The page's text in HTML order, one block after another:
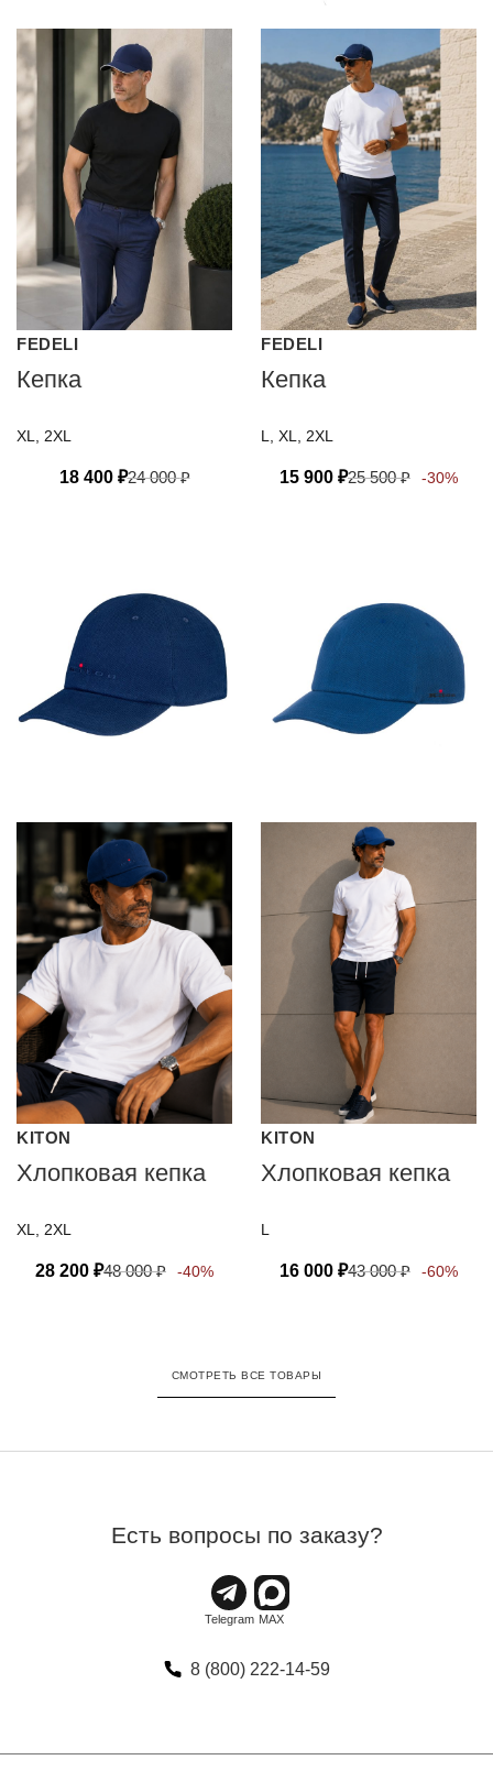
FEDELI
Кепка
XL, 2XL
18 400 ₽24 000₽
FEDELI
Кепка
L, XL, 2XL
15 900 ₽25 500₽ -30%
KITON
Хлопковая кепка
XL, 2XL
28 200 ₽48 000₽ -40%
KITON
Хлопковая кепка
L
16 000 ₽43 000₽ -60%
СМОТРЕТЬ ВСЕ ТОВАРЫ
Есть вопросы по заказу?
8 (800) 222-14-59